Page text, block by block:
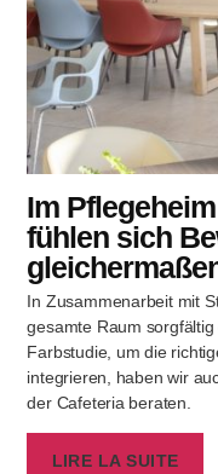
Im
fühlen sich
In Zusammenarbeit mit
gesamte Raum
Farbstudie, um die
integrieren, haben wir
der Cafeteria beraten.
LIRE LA SUITE